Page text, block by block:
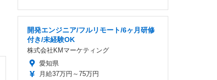
開発エンジニア/フルリモート/6ヶ月研修
付き/未経験OK
株式会社KMマーケティング
愛知県
月給37万円～75万円